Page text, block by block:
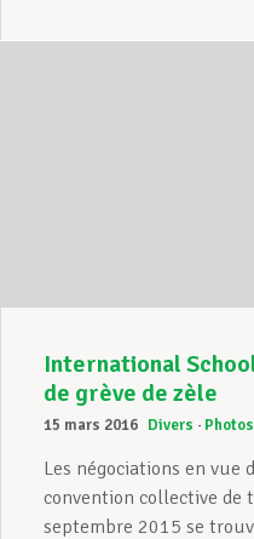
International
de grève de zèle
15 mars 2016 Divers Photos
Les négociations en vue
convention collective de
septembre 2015 se